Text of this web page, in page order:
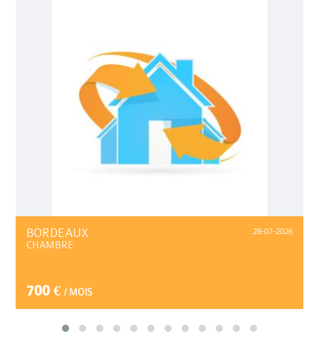
28-07-2026
BORDEAUX
CHAMBRE
700 € / MOIS